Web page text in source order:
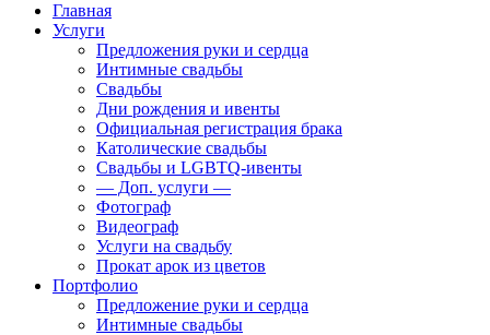
Главная
Услуги
Предложения руки и сердца
Интимные свадьбы
Свадьбы
Дни рождения и ивенты
Официальная регистрация брака
Католические свадьбы
Свадьбы и LGBTQ-ивенты
— Доп. услуги —
Фотограф
Видеограф
Услуги на свадьбу
Прокат арок из цветов
Портфолио
Предложение руки и сердца
Интимные свадьбы